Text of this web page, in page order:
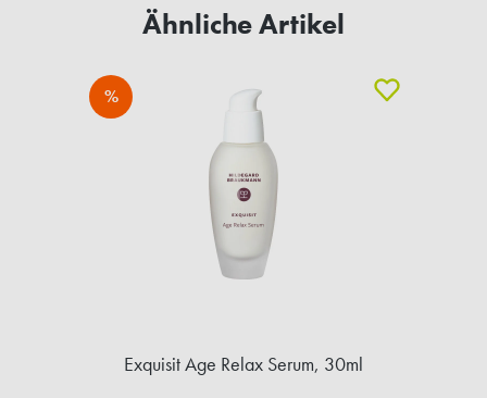
Ähnliche Artikel
%
Exquisit Age Relax Serum, 30ml